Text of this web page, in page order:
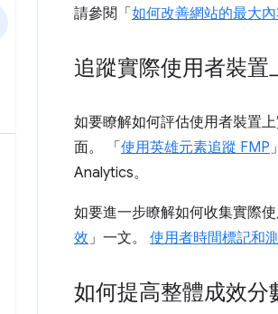
請參閱「 如何改善網站的最大
追蹤實際使用者裝置
如要瞭解如何評估使用者裝置
面。 「 使用英雄元素追蹤 FMP
Analytics。
如要進一步瞭解如何收集實際
效」一文。 使用者時間標記和
如何提高整體成效分